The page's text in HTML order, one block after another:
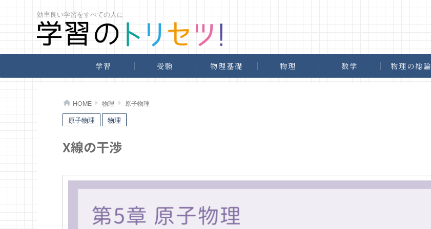
効率良い学習をすべての人に
学習 受験 物理基礎 物理 数学 物理の総論
HOME > 物理 > 原子物理
原子物理
物理
X線の干渉